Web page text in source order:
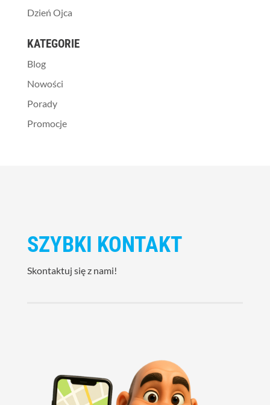
Dzień Ojca
KATEGORIE
Blog
Nowości
Porady
Promocje
SZYBKI KONTAKT
Skontaktuj się z nami!